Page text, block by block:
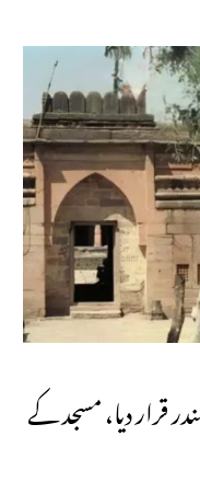
قرار دیا، مسجد کے